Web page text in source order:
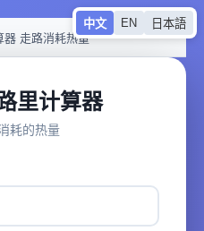
器 走路消耗热量
中文 EN 日本語
里计算器
耗的热量